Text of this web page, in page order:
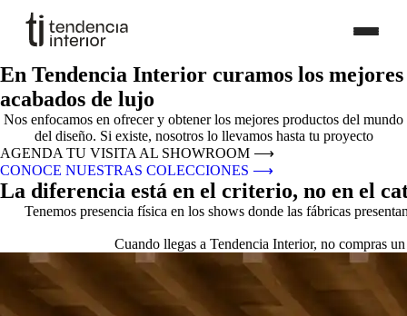
En Tendencia Interior curamos los mejores
acabados de lujo
Nos enfocamos en ofrecer y obtener los mejores productos del mundo
del diseño. Si existe, nosotros lo llevamos hasta tu proyecto
AGENDA TU VISITA AL SHOWROOM ⟶
CONOCE NUESTRAS COLECCIONES ⟶
La diferencia está en el criterio, no en el
Tenemos presencia física en los shows donde las fábricas
Cuando llegas a Tendencia Interior, no compras